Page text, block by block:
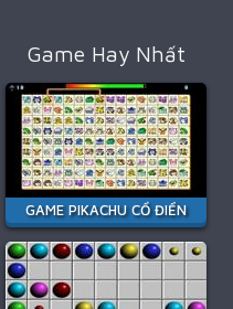
Game Hay Nhất
GAME PIKACHU CỔ ĐIỂN